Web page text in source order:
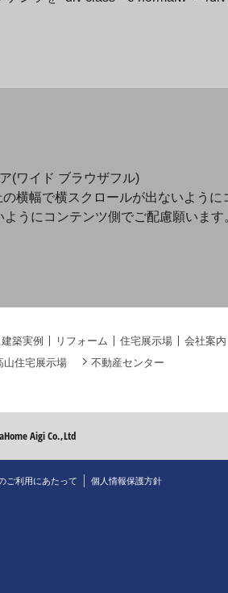
(ワイド ブラウザフル)
横幅で横スクロールが出ないように
うにコンテンツ側でご配慮願います
建築実例 リフォーム 住宅展示場
会社案内
山住宅展示場 不動産センター
Aigi Co.,Ltd
ご利用にあたって 個人情報保護方針